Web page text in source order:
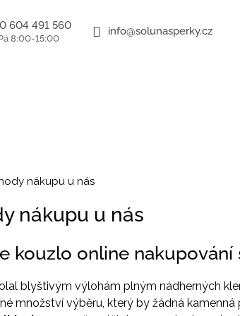
604 491 560 info@solunasperky.cz
nákupu u nás
nákupu u nás
kouzlo online
blyštivým výlohám plným nádherných
množství výběru, který by žádná
Co